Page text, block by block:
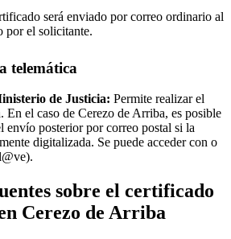
será enviado por correo ordinario al
por el solicitante.
telemática
de Justicia: Permite realizar el
En el caso de Cerezo de Arriba, es posible
envío posterior por correo postal si la
digitalizada. Se puede acceder con o
sobre el certificado
Cerezo de Arriba